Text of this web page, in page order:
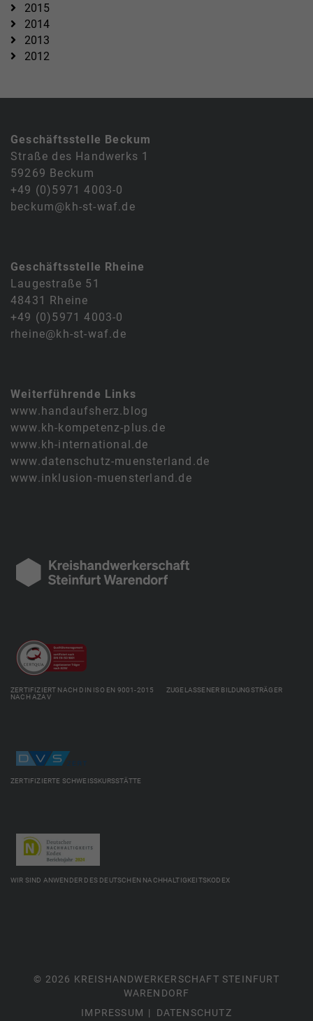
2015
2014
2013
2012
Geschäftsstelle Beckum
Straße des Handwerks 1
59269 Beckum
+49 (0)5971 4003-0
beckum@kh-st-waf.de
Geschäftsstelle Rheine
Laugestraße 51
48431 Rheine
+49 (0)5971 4003-0
rheine@kh-st-waf.de
Weiterführende Links
www.handaufsherz.blog
www.kh-kompetenz-plus.de
www.kh-international.de
www.datenschutz-muensterland.de
www.inklusion-muensterland.de
ZERTIFIZIERT NACH DIN ISO EN 9001-2015 ZUGELASSENER BILDUNGSTRÄGER
NACH AZAV
ZERTIFIZIERTE SCHWEISSKURSSTÄTTE
WIR SIND ANWENDER DES DEUTSCHEN NACHHALTIGKEITSKODEX
© 2026 KREISHANDWERKERSCHAFT STEINFURT
WARENDORF
IMPRESSUM
DATENSCHUTZ